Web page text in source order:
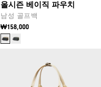
올시즌 베이직 파우치
남성 골프백
₩158,000